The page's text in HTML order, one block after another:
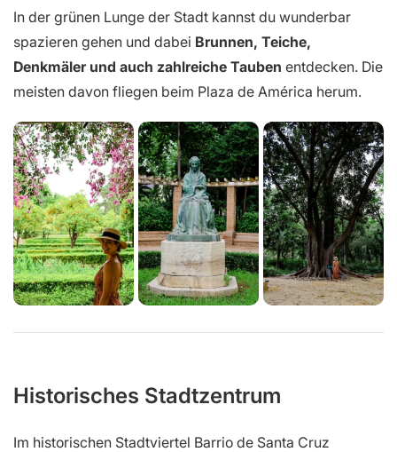
In der grünen Lunge der Stadt kannst du wunderbar
spazieren gehen und dabei Brunnen, Teiche,
Denkmäler und auch zahlreiche Tauben entdecken. Die
meisten davon fliegen beim Plaza de América herum.
Historisches Stadtzentrum
Im historischen Stadtviertel Barrio de Santa Cruz